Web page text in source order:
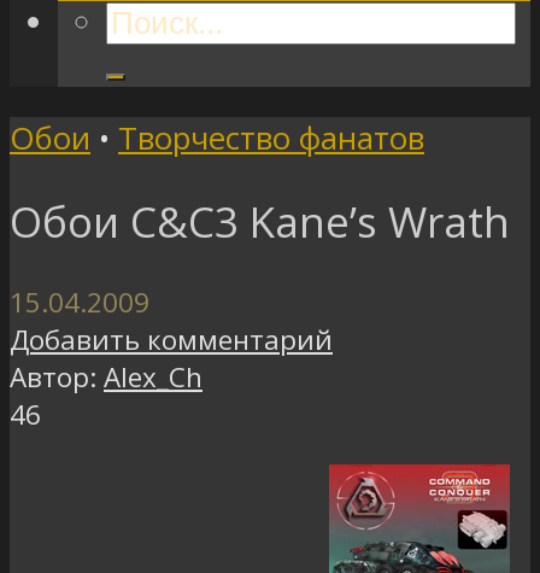
Обои • Творчество фанатов
Обои C&C3 Kane’s Wrath
15.04.2009
Добавить комментарий
Автор: Alex_Ch
46